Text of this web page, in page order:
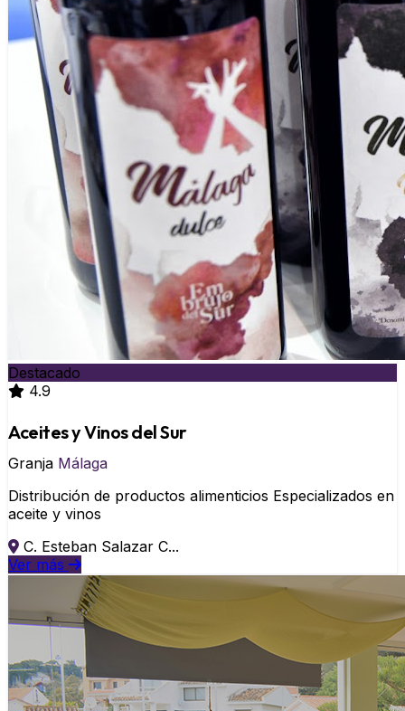
Destacado
4.9
Aceites y Vinos del Sur
Granja Málaga
Distribución de productos alimenticios Especializados en
aceite y vinos
C. Esteban Salazar C...
Ver más